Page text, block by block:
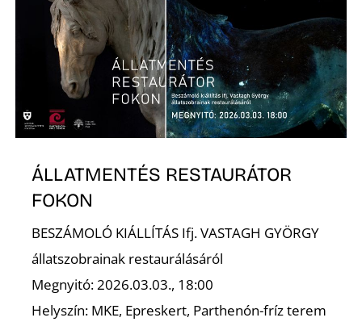
ÁLLATMENTÉS RESTAURÁTOR
FOKON
BESZÁMOLÓ KIÁLLÍTÁS Ifj. VASTAGH GYÖRGY
állatszobrainak restaurálásáról
Megnyitó: 2026.03.03., 18:00
Helyszín: MKE, Epreskert, Parthenón-fríz terem